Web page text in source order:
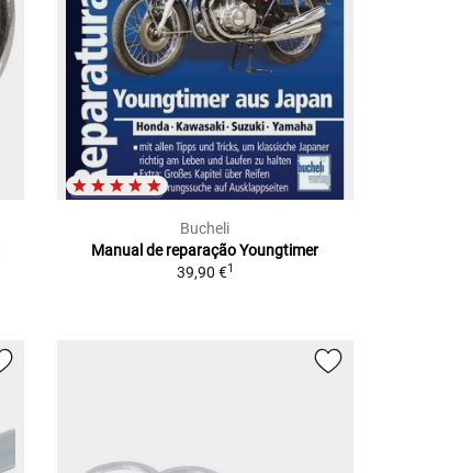
Bucheli
Manual de reparação Youngtimer
39,90 €1